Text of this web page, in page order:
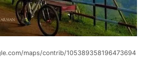
maps/contrib/105389358196473694